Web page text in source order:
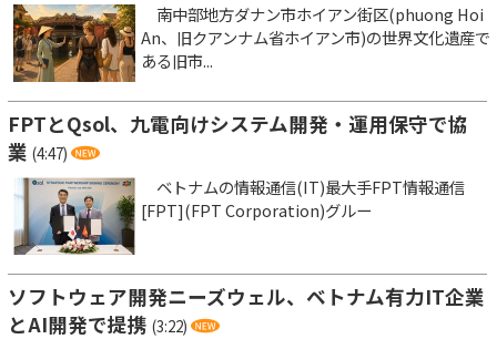
南中部地方ダナン市ホイアン街区(phuong Hoi
An、旧クアンナム省ホイアン市)の世界文化遺産で
ある旧市...
FPTとQsol、九電向けシステム開発・運用保守で協
業 (4:47)
ベトナムの情報通信(IT)最大手FPT情報通信
[FPT](FPT Corporation)グルー
ソフトウェア開発ニーズウェル、ベトナム有力IT企業
とAI開発で提携 (3:22)